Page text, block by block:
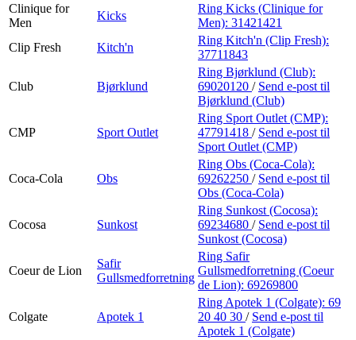
Clinique for
Men
Kicks
Ring Kicks (Clinique for
Men): 31421421
Clip Fresh
Kitch'n
Ring Kitch'n (Clip Fresh):
37711843
Club Bjørklund
Ring Bjørklund (Club):
69020120 / Send e-post til
Bjørklund (Club)
CMP Sport Outlet
Ring Sport Outlet (CMP):
47791418 / Send e-post til
Sport Outlet (CMP)
Coca-Cola Obs
Ring Obs (Coca-Cola):
69262250 / Send e-post til
Obs (Coca-Cola)
Cocosa Sunkost
Ring Sunkost (Cocosa):
69234680 / Send e-post til
Sunkost (Cocosa)
Coeur de Lion
Safir
Gullsmedforretning
Ring Safir
Gullsmedforretning (Coeur
de Lion): 69269800
Colgate Apotek 1
Ring Apotek 1 (Colgate): 69
20 40 30 / Send e-post til
Apotek 1 (Colgate)